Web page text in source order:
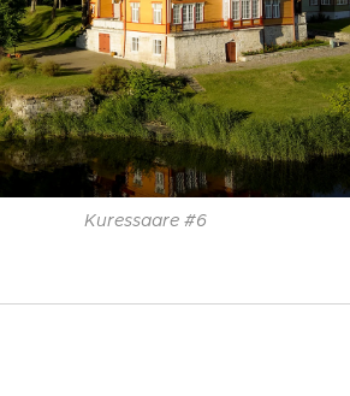
Kuressaare #6